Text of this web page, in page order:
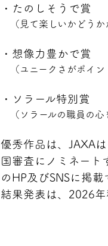
・たのしそうで賞
（見て楽しいかどうか
・想像力豊かで賞
（ユニークさがポイン
・ソラール特別賞
（ソラールの職員の心
優秀作品は、JAXA
国審査にノミネート
のHP及びSNSに掲載
結果発表は、2026年